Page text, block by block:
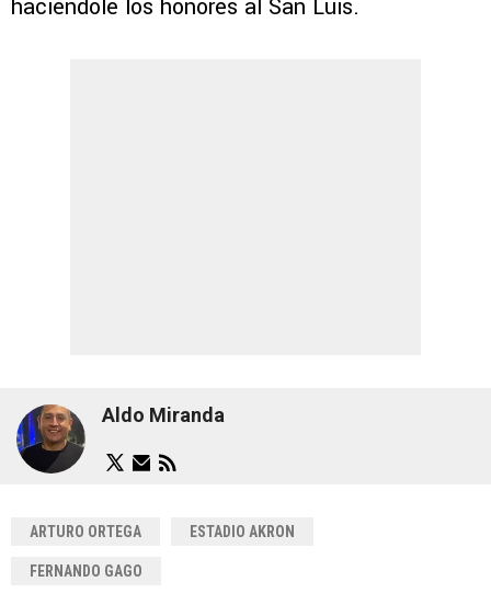
haciéndole los honores al San Luis.
Aldo Miranda
ARTURO ORTEGA ESTADIO AKRON
FERNANDO GAGO